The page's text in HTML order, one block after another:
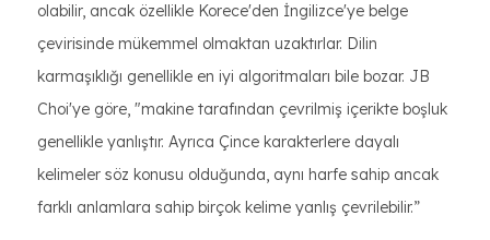
olabilir, ancak özellikle Korece'den İngilizce'ye belge
çevirisinde mükemmel olmaktan uzaktırlar. Dilin
karmaşıklığı genellikle en iyi algoritmaları bile bozar. JB
Choi'ye göre, "makine tarafından çevrilmiş içerikte boşluk
genellikle yanlıştır. Ayrıca Çince karakterlere dayalı
kelimeler söz konusu olduğunda, aynı harfe sahip ancak
farklı anlamlara sahip birçok kelime yanlış çevrilebilir.”